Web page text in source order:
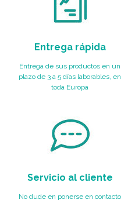
Entrega rápida
Entrega de sus productos en un
plazo de 3 a 5 días laborables, en
toda Europa
Servicio al cliente
No dude en ponerse en contacto